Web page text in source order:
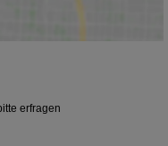
erfragen